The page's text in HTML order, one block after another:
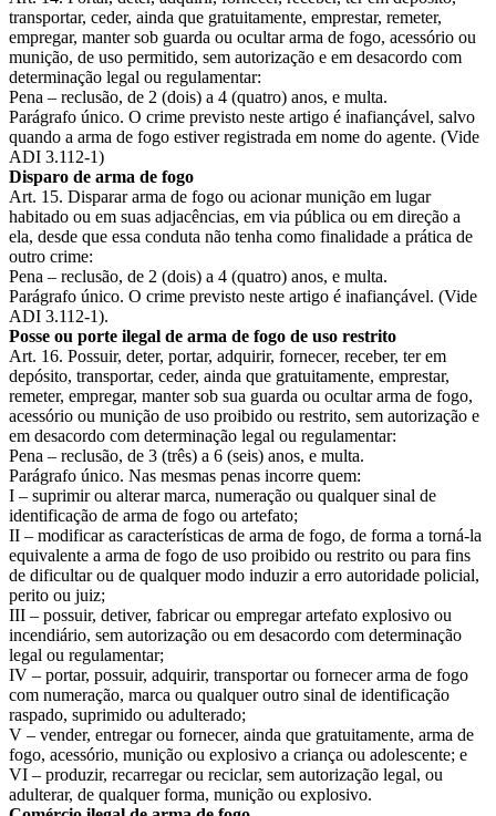
transportar, ceder, ainda que gratuitamente, emprestar, remeter,
empregar, manter sob guarda ou ocultar arma de fogo, acessório ou
munição, de uso permitido, sem autorização e em desacordo com
determinação legal ou regulamentar:
Pena – reclusão, de 2 (dois) a 4 (quatro) anos, e multa.
Parágrafo único. O crime previsto neste artigo é inafiançável, salvo
quando a arma de fogo estiver registrada em nome do agente. (Vide
ADI 3.112-1)
Disparo de arma de fogo
Art. 15. Disparar arma de fogo ou acionar munição em lugar
habitado ou em suas adjacências, em via pública ou em direção a
ela, desde que essa conduta não tenha como finalidade a prática de
outro crime:
Pena – reclusão, de 2 (dois) a 4 (quatro) anos, e multa.
Parágrafo único. O crime previsto neste artigo é inafiançável. (Vide
ADI 3.112-1).
Posse ou porte ilegal de arma de fogo de uso restrito
Art. 16. Possuir, deter, portar, adquirir, fornecer, receber, ter em
depósito, transportar, ceder, ainda que gratuitamente, emprestar,
remeter, empregar, manter sob sua guarda ou ocultar arma de fogo,
acessório ou munição de uso proibido ou restrito, sem autorização e
em desacordo com determinação legal ou regulamentar:
Pena – reclusão, de 3 (três) a 6 (seis) anos, e multa.
Parágrafo único. Nas mesmas penas incorre quem:
I – suprimir ou alterar marca, numeração ou qualquer sinal de
identificação de arma de fogo ou artefato;
II – modificar as características de arma de fogo, de forma a torná-la
equivalente a arma de fogo de uso proibido ou restrito ou para fins
de dificultar ou de qualquer modo induzir a erro autoridade policial,
perito ou juiz;
III – possuir, detiver, fabricar ou empregar artefato explosivo ou
incendiário, sem autorização ou em desacordo com determinação
legal ou regulamentar;
IV – portar, possuir, adquirir, transportar ou fornecer arma de fogo
com numeração, marca ou qualquer outro sinal de identificação
raspado, suprimido ou adulterado;
V – vender, entregar ou fornecer, ainda que gratuitamente, arma de
fogo, acessório, munição ou explosivo a criança ou adolescente; e
VI – produzir, recarregar ou reciclar, sem autorização legal, ou
adulterar, de qualquer forma, munição ou explosivo.